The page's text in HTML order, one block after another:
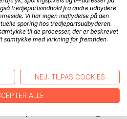
mellem loyalitet over for
sin datter, der uforvarende
med ambitioner og en
at noget er fundamentalt galt,
netværk af beslutninger, der
og rum, der aldrig burde
viser sig ikke blot at
En måde at flytte ansvar,
tredjepartsindhold fra andre udbydere
Vi har ingen indflydelse på den
sporing hos tredjepartsudbyderen.
til de processer, der er beskrevet
samtykke med virkning for fremtiden.
NEJ, TILPAS COOKIES
ALLE